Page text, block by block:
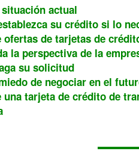
actual
su crédito si lo
ofertas de tarjetas de
la perspectiva de la
su solicitud
de negociar en el
una tarjeta de crédito de